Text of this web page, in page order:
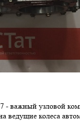
- важный узловой
колеса